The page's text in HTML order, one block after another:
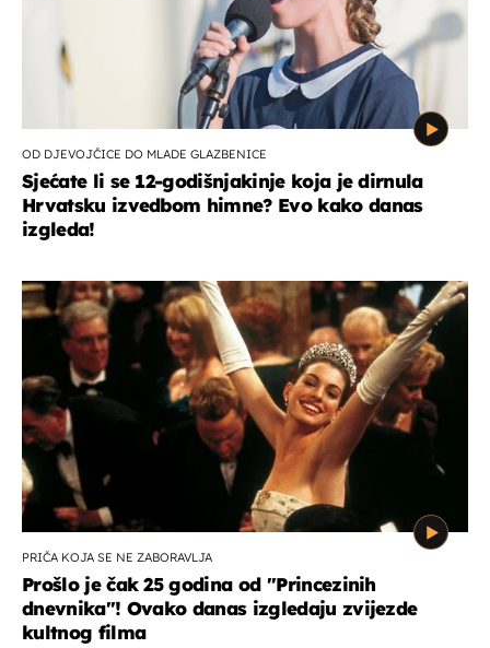
OD DJEVOJČICE DO MLADE GLAZBENICE
Sjećate li se 12-godišnjakinje koja je dirnula
Hrvatsku izvedbom himne? Evo kako danas
izgleda!
PRIČA KOJA SE NE ZABORAVLJA
Prošlo je čak 25 godina od ''Princezinih
dnevnika''! Ovako danas izgledaju zvijezde
kultnog filma